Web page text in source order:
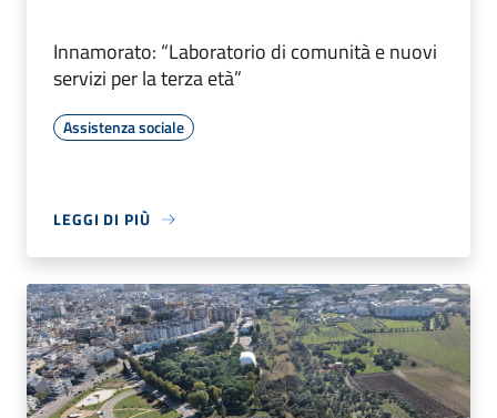
Innamorato: “Laboratorio di comunità e nuovi
servizi per la terza età”
Assistenza sociale
LEGGI DI PIÙ